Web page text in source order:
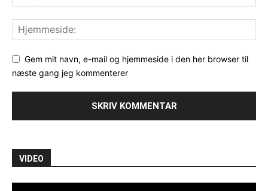
Gem mit navn, e-mail og hjemmeside i den her browser til
næste gang jeg kommenterer
VIDEO